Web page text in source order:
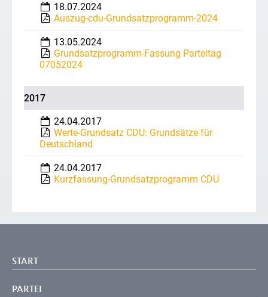
18.07.2024
Auszug-cdu-Grundsatzprogramm-2024
13.05.2024
Grundsatzprogramm-Fassung Parteitag
07052024
2017
24.04.2017
Werte-Grundsatz CDU: Grundsätze für
Deutschland
24.04.2017
Kurzfassung-Grundsatzprogramm CDU
START
PARTEI